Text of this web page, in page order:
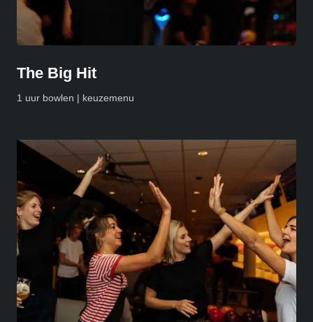
The Big Hit
1 uur bowlen | keuzemenu